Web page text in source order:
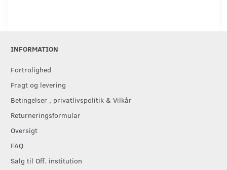
INFORMATION
Fortrolighed
Fragt og levering
Betingelser , privatlivspolitik & Vilkår
Returneringsformular
Oversigt
FAQ
Salg til Off. institution